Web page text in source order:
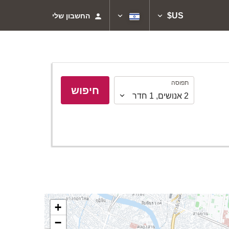
US$ החשבון שלי
תפוסה
תפוסה
2 אנושים,
1 חדר חיפוש
+
−